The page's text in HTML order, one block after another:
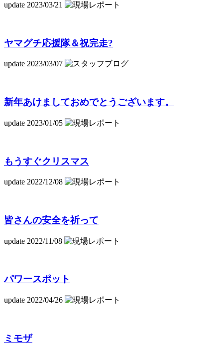
update 2023/03/21
ヤマグチ応援隊＆祝完走?
update 2023/03/07
新年あけましておめでとうございます。
update 2023/01/05
もうすぐクリスマス
update 2022/12/08
皆さんの安全を祈って
update 2022/11/08
パワースポット
update 2022/04/26
ミモザ